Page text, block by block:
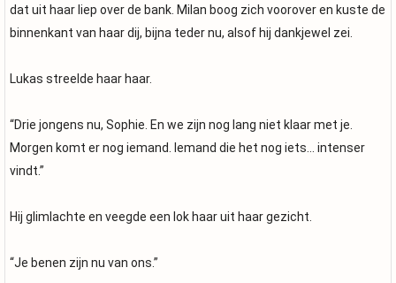
dat uit haar liep over de bank. Milan boog zich voorover en kuste de
binnenkant van haar dij, bijna teder nu, alsof hij dankjewel zei.
Lukas streelde haar haar.
“Drie jongens nu, Sophie. En we zijn nog lang niet klaar met je.
Morgen komt er nog iemand. Iemand die het nog iets… intenser
vindt.”
Hij glimlachte en veegde een lok haar uit haar gezicht.
“Je benen zijn nu van ons.”